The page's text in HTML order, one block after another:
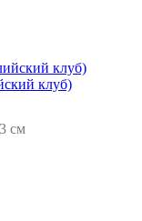
клуб)
см